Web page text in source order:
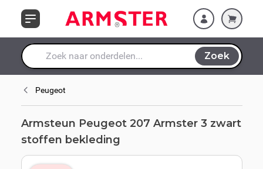
Waar ben je naar op zoek?
Zoek
Peugeot
Armsteun Peugeot 207 Armster 3 zwart
stoffen bekleding